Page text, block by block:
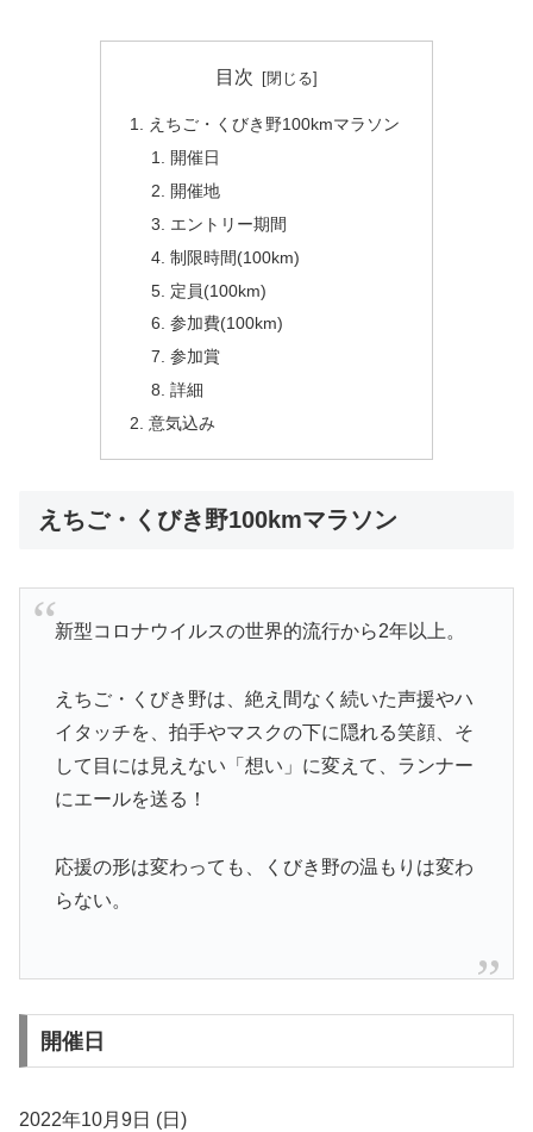
目次
えちご・くびき野100kmマラソン
開催日
開催地
エントリー期間
制限時間(100km)
定員(100km)
参加費(100km)
参加賞
詳細
意気込み
えちご・くびき野100kmマラソン
新型コロナウイルスの世界的流行から2年以上。
えちご・くびき野は、絶え間なく続いた声援やハ
イタッチを、拍手やマスクの下に隠れる笑顔、そ
して目には見えない「想い」に変えて、ランナー
にエールを送る！
応援の形は変わっても、くびき野の温もりは変わ
らない。
開催日
2022年10月9日 (日)